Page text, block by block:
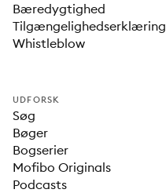
Bæredygtighed
Tilgængelighedserklæring
Whistleblow
UDFORSK
Søg
Bøger
Bogserier
Mofibo Originals
Podcasts